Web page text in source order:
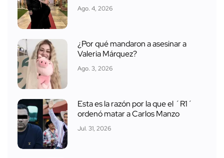
Ago. 4, 2026
¿Por qué mandaron a asesinar a
Valeria Márquez?
Ago. 3, 2026
Esta es la razón por la que el ´R1´
ordenó matar a Carlos Manzo
Jul. 31, 2026